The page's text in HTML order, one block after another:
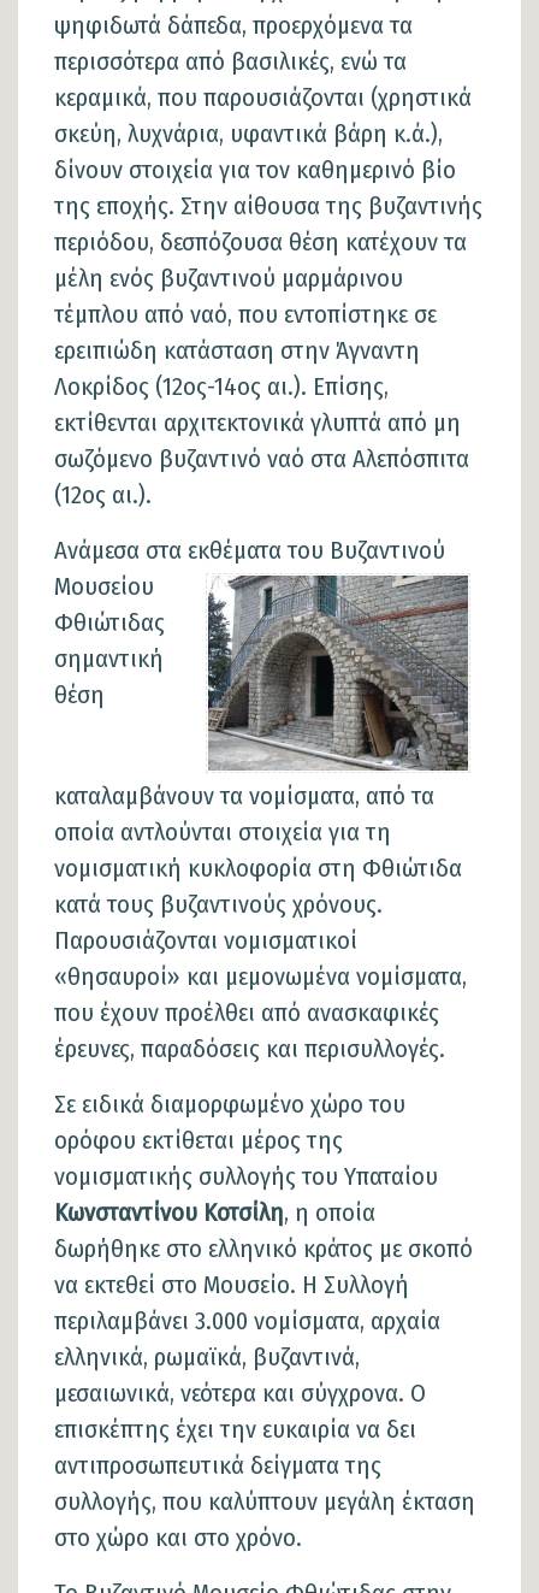
ψηφιδωτά δάπεδα, προερχόμενα τα
περισσότερα από βασιλικές, ενώ τα
κεραμικά, που παρουσιάζονται (χρηστικά
σκεύη, λυχνάρια, υφαντικά βάρη κ.ά.),
δίνουν στοιχεία για τον καθημερινό βίο
της εποχής. Στην αίθουσα της βυζαντινής
περιόδου, δεσπόζουσα θέση κατέχουν τα
μέλη ενός βυζαντινού μαρμάρινου
τέμπλου από ναό, που εντοπίστηκε σε
ερειπιώδη κατάσταση στην Άγναντη
Λοκρίδος (12ος-14ος αι.). Επίσης,
εκτίθενται αρχιτεκτονικά γλυπτά από μη
σωζόμενο βυζαντινό ναό στα Αλεπόσπιτα
(12ος αι.).
Ανάμεσα στα εκθέματα του Βυζαντινού
Μουσείου
Φθιώτιδας
σημαντική
θέση
καταλαμβάνουν τα νομίσματα, από τα
οποία αντλούνται στοιχεία για τη
νομισματική κυκλοφορία στη Φθιώτιδα
κατά τους βυζαντινούς χρόνους.
Παρουσιάζονται νομισματικοί
«θησαυροί» και μεμονωμένα νομίσματα,
που έχουν προέλθει από ανασκαφικές
έρευνες, παραδόσεις και περισυλλογές.
Σε ειδικά διαμορφωμένο χώρο του
ορόφου εκτίθεται μέρος της
νομισματικής συλλογής του Υπαταίου
Κωνσταντίνου Κοτσίλη, η οποία
δωρήθηκε στο ελληνικό κράτος με σκοπό
να εκτεθεί στο Μουσείο. Η Συλλογή
περιλαμβάνει 3.000 νομίσματα, αρχαία
ελληνικά, ρωμαϊκά, βυζαντινά,
μεσαιωνικά, νεότερα και σύγχρονα. Ο
επισκέπτης έχει την ευκαιρία να δει
αντιπροσωπευτικά δείγματα της
συλλογής, που καλύπτουν μεγάλη έκταση
στο χώρο και στο χρόνο.